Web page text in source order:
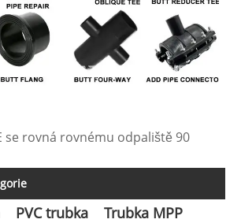
se rovná rovnému odpaliště 90
PVC trubka
Trubka MPP